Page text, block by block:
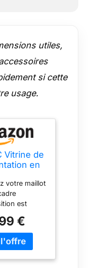
notre cadre
pour
utiles,
si cette
usage.
Vitrine de
en
UV à
et
Valet,
Basket-
votre maillot
est
de sport
état
de
€